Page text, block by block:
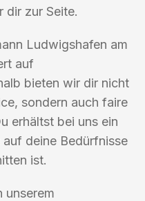
dir zur Seite.
Ludwigshafen am
auf
bieten wir dir nicht
sondern auch faire
erhältst bei uns ein
deine Bedürfnisse
ist.
unserem